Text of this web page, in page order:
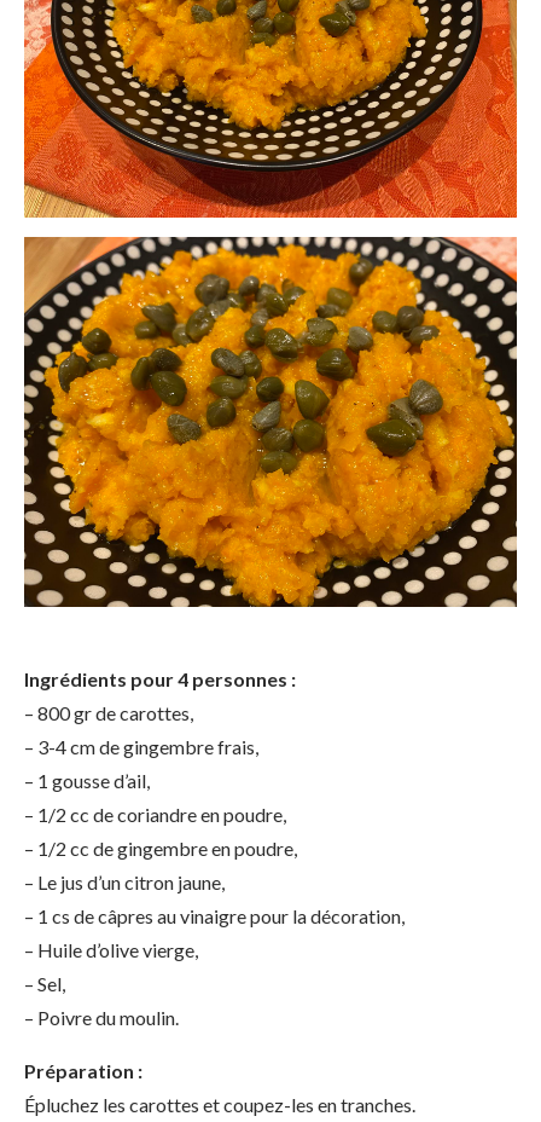
Ingrédients pour 4 personnes :
– 800 gr de carottes,
– 3-4 cm de gingembre frais,
– 1 gousse d’ail,
– 1/2 cc de coriandre en poudre,
– 1/2 cc de gingembre en poudre,
– Le jus d’un citron jaune,
– 1 cs de câpres au vinaigre pour la décoration,
– Huile d’olive vierge,
– Sel,
– Poivre du moulin.
Préparation :
Épluchez les carottes et coupez-les en tranches.